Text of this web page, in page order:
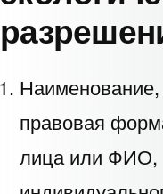
Наименование,
правовая
лица или ФИО,